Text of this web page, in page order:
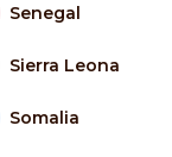
Senegal
Sierra Leona
Somalia